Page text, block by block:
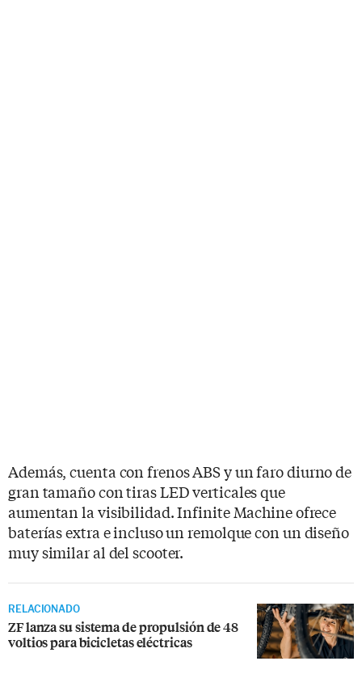
Además, cuenta con frenos ABS y un faro diurno de
gran tamaño con tiras LED verticales que
aumentan la visibilidad. Infinite Machine ofrece
baterías extra e incluso un remolque con un diseño
muy similar al del scooter.
RELACIONADO
ZF lanza su sistema de propulsión de 48
voltios para bicicletas eléctricas